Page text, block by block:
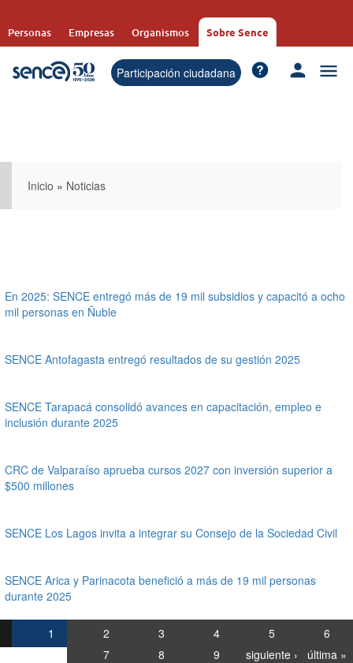
contenido
Personas Empresas Organismos Sobre Sence
Participación ciudadana
Inicio » Noticias
En 2025: SENCE entregó más de 19 mil subsidios y capacitó a ocho
mil personas en Ñuble
SENCE Antofagasta entregó resultados de su gestión 2025
SENCE Tarapacá consolidó avances en capacitación, empleo e
inclusión durante 2025
CRC de Valparaíso aprueba cursos 2027 con inversión superior a
$500 millones
SENCE Los Lagos invita a integrar su Consejo de la Sociedad Civil
SENCE Arica y Parinacota benefició a más de 19 mil personas
durante 2025
1 2 3 4 5
6
7
8 9 siguiente › última »